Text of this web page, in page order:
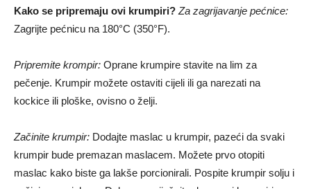
Kako se pripremaju ovi krumpiri? Za zagrijavanje pećnice:
Zagrijte pećnicu na 180°C (350°F).
Pripremite krompir: Oprane krumpire stavite na lim za
pečenje. Krumpir možete ostaviti cijeli ili ga narezati na
kockice ili ploške, ovisno o želji.
Začinite krumpir: Dodajte maslac u krumpir, pazeći da svaki
krumpir bude premazan maslacem. Možete prvo otopiti
maslac kako biste ga lakše porcionirali. Pospite krumpir solju i